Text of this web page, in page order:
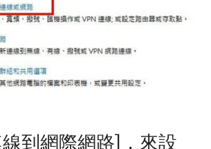
到網際網路]，來設